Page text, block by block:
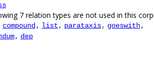
7 relation types are not used in this
compound , list , parataxis, goeswith,
, dep